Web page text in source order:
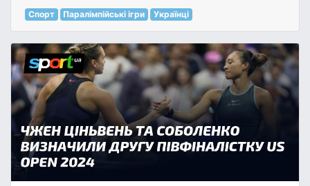
Спорт Паралімпійські ігри Українці